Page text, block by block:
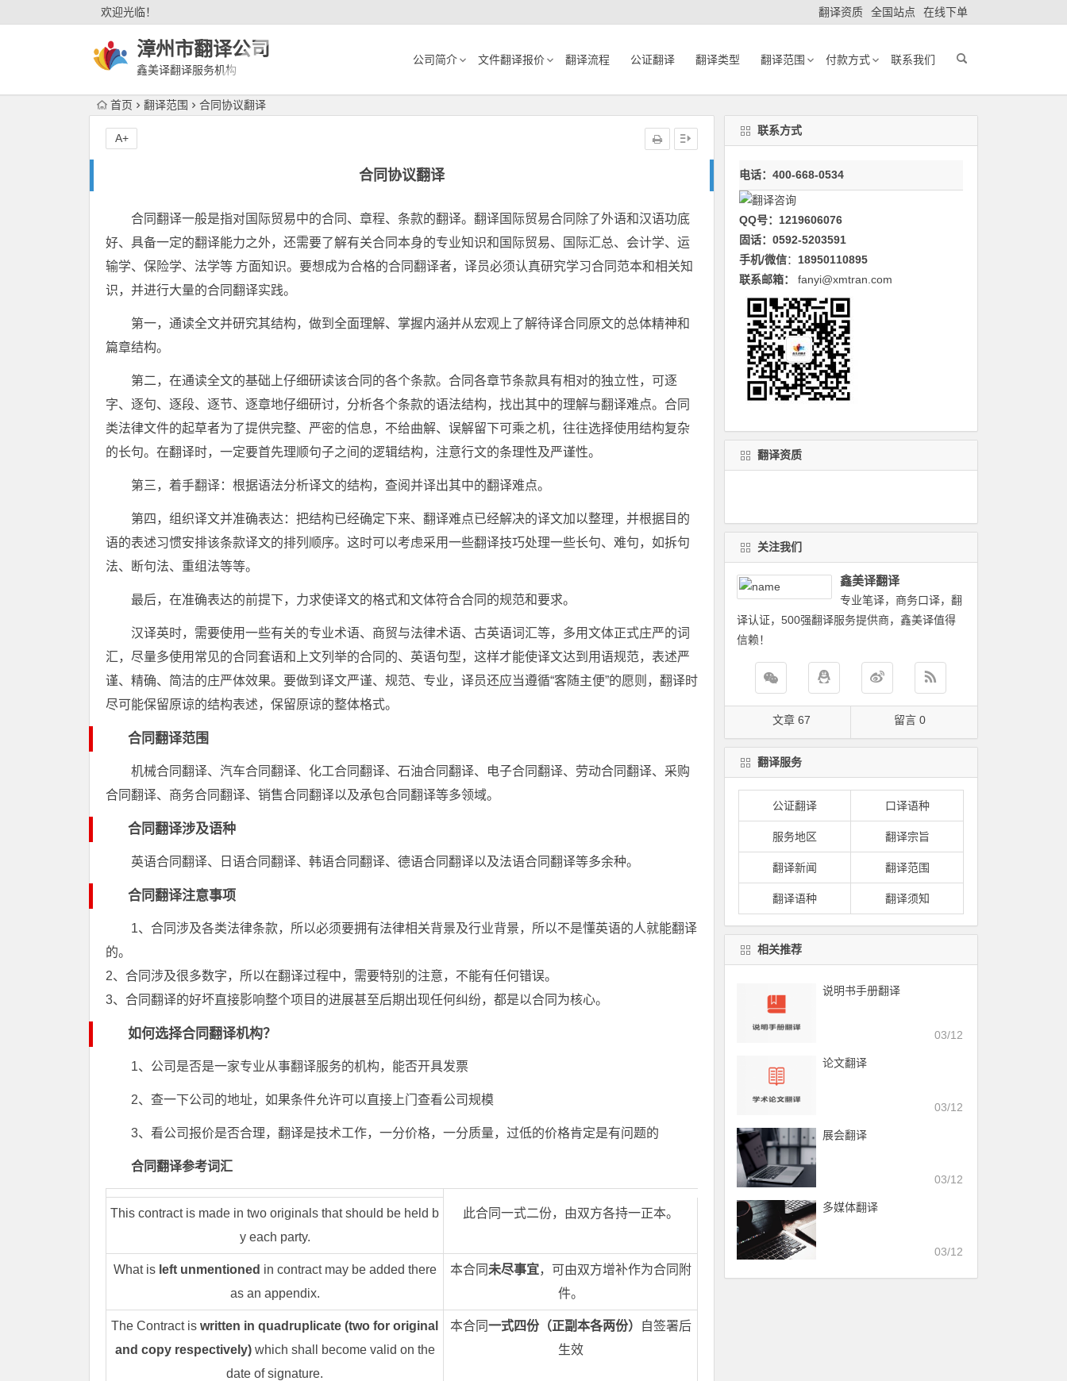
欢迎光临！ 翻译资质 全国站点 在线下单
漳州市翻译公司
鑫美译翻译服务机构
公司简介 文件翻译报价 翻译流程 公证翻译 翻译类型 翻译范围 付款方式 联系我们
首页 翻译范围 合同协议翻译
合同协议翻译
A+
合同翻译一般是指对国际贸易中的合同、章程、条款的翻译。翻译国际贸易合同除了外语和汉语功底
好、具备一定的翻译能力之外，还需要了解有关合同本身的专业知识和国际贸易、国际汇总、会计学、运
输学、保险学、法学等 方面知识。要想成为合格的合同翻译者，译员必须认真研究学习合同范本和相关知
识，并进行大量的合同翻译实践。
第一，通读全文并研究其结构，做到全面理解、掌握内涵并从宏观上了解待译合同原文的总体精神和
篇章结构。
第二，在通读全文的基础上仔细研读该合同的各个条款。合同各章节条款具有相对的独立性，可逐
字、逐句、逐段、逐节、逐章地仔细研讨，分析各个条款的语法结构，找出其中的理解与翻译难点。合同
类法律文件的起草者为了提供完整、严密的信息，不给曲解、误解留下可乘之机，往往选择使用结构复杂
的长句。在翻译时，一定要首先理顺句子之间的逻辑结构，注意行文的条理性及严谨性。
第三，着手翻译：根据语法分析译文的结构，查阅并译出其中的翻译难点。
第四，组织译文并准确表达：把结构已经确定下来、翻译难点已经解决的译文加以整理，并根据目的
语的表述习惯安排该条款译文的排列顺序。这时可以考虑采用一些翻译技巧处理一些长句、难句，如拆句
法、断句法、重组法等等。
最后，在准确表达的前提下，力求使译文的格式和文体符合合同的规范和要求。
汉译英时，需要使用一些有关的专业术语、商贸与法律术语、古英语词汇等，多用文体正式庄严的词
汇，尽量多使用常见的合同套语和上文列举的合同的、英语句型，这样才能使译文达到用语规范，表述严
谨、精确、简洁的庄严体效果。要做到译文严谨、规范、专业，译员还应当遵循“客随主便”的愿则，翻译时
尽可能保留原谅的结构表述，保留原谅的整体格式。
合同翻译范围
机械合同翻译、汽车合同翻译、化工合同翻译、石油合同翻译、电子合同翻译、劳动合同翻译、采购
合同翻译、商务合同翻译、销售合同翻译以及承包合同翻译等多领域。
合同翻译涉及语种
英语合同翻译、日语合同翻译、韩语合同翻译、德语合同翻译以及法语合同翻译等多余种。
合同翻译注意事项
1、合同涉及各类法律条款，所以必须要拥有法律相关背景及行业背景，所以不是懂英语的人就能翻译
的。
2、合同涉及很多数字，所以在翻译过程中，需要特别的注意，不能有任何错误。
3、合同翻译的好坏直接影响整个项目的进展甚至后期出现任何纠纷，都是以合同为核心。
如何选择合同翻译机构？
1、公司是否是一家专业从事翻译服务的机构，能否开具发票
2、查一下公司的地址，如果条件允许可以直接上门查看公司规模
3、看公司报价是否合理，翻译是技术工作，一分价格，一分质量，过低的价格肯定是有问题的
合同翻译参考词汇
This contract is made in two originals that should be held b
y each party.
此合同一式二份，由双方各持一正本。
What is left unmentioned in contract may be added there
as an appendix.
本合同 未尽事宜，可由双方增补作为合同附
件。
The Contract is written in quadruplicate (two for original
and copy respectively) which shall become valid on the
date of signature.
本合同一式四份（正副本各两份）
自签署后
生效
联系方式
电话：400-668-0534
QQ号：1219606076
固话：0592-5203591
手机/微信： 18950110895
联系邮箱： fanyi@xmtran.com
翻译资质
关注我们
鑫美译翻译
专业笔译，商务口译，翻
译认证，500强翻译服务提供商，鑫美译值得
信赖！
文章 67 留言 0
翻译服务
公证翻译 口译语种
服务地区 翻译宗旨
翻译新闻 翻译范围
翻译语种 翻译须知
相关推荐
说明书手册翻译
03/12
论文翻译
03/12
展会翻译
03/12
多媒体翻译
03/12